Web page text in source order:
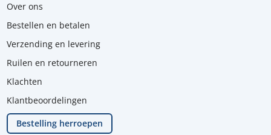
Over ons
Bestellen en betalen
Verzending en levering
Ruilen en retourneren
Klachten
Klantbeoordelingen
Bestelling herroepen